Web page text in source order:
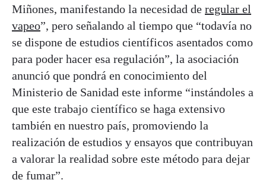
Miñones, manifestando la necesidad de regular el
vapeo”, pero señalando al tiempo que “todavía no
se dispone de estudios científicos asentados como
para poder hacer esa regulación”, la asociación
anunció que pondrá en conocimiento del
Ministerio de Sanidad este informe “instándoles a
que este trabajo científico se haga extensivo
también en nuestro país, promoviendo la
realización de estudios y ensayos que contribuyan
a valorar la realidad sobre este método para dejar
de fumar”.